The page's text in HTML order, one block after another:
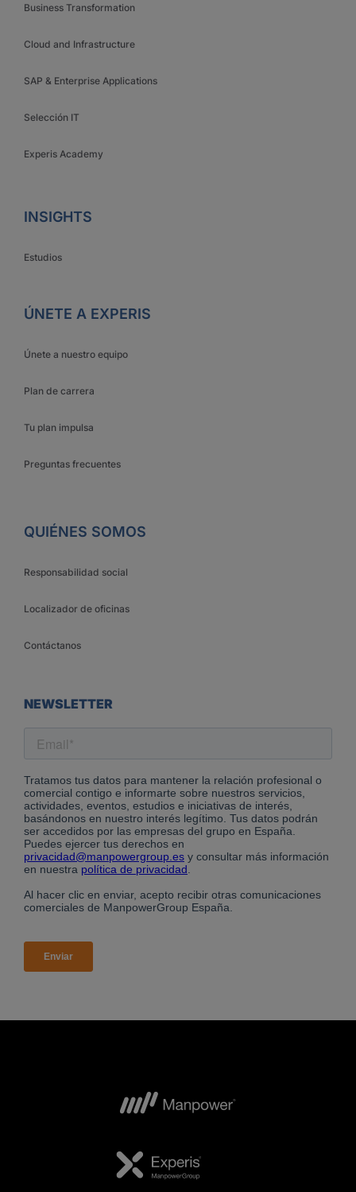
Business Transformation
Cloud and Infrastructure
SAP & Enterprise Applications
Selección IT
Experis Academy
INSIGHTS
Estudios
ÚNETE A EXPERIS
Únete a nuestro equipo
Plan de carrera
Tu plan impulsa
Preguntas frecuentes
QUIÉNES SOMOS
Responsabilidad social
Localizador de oficinas
Contáctanos
NEWSLETTER